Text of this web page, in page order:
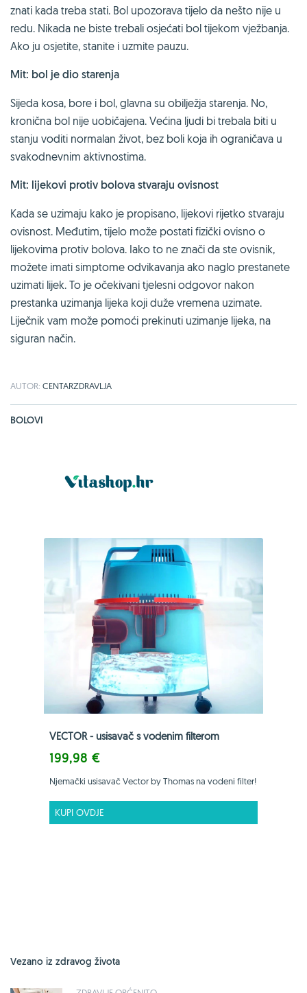
znati kada treba stati. Bol upozorava tijelo da nešto nije u
redu. Nikada ne biste trebali osjećati bol tijekom vježbanja.
Ako ju osjetite, stanite i uzmite pauzu.
Mit: bol je dio starenja
Sijeda kosa, bore i bol, glavna su obilježja starenja. No,
kronična bol nije uobičajena. Većina ljudi bi trebala biti u
stanju voditi normalan život, bez boli koja ih ograničava u
svakodnevnim aktivnostima.
Mit: lijekovi protiv bolova stvaraju ovisnost
Kada se uzimaju kako je propisano, lijekovi rijetko stvaraju
ovisnost. Međutim, tijelo može postati fizički ovisno o
lijekovima protiv bolova. Iako to ne znači da ste ovisnik,
možete imati simptome odvikavanja ako naglo prestanete
uzimati lijek. To je očekivani tjelesni odgovor nakon
prestanka uzimanja lijeka koji duže vremena uzimate.
Liječnik vam može pomoći prekinuti uzimanje lijeka, na
siguran način.
AUTOR: CENTARZDRAVLJA
BOLOVI
VECTOR - usisavač s vodenim filterom
199,98 €
Njemački usisavač Vector by Thomas na vodeni filter!
KUPI OVDJE
Vezano iz zdravog života